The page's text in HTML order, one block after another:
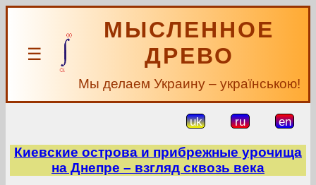
☰
МЫСЛЕННОЕ
ДРЕВО
Мы делаем Украину – українською!
uk ru en
Киевские острова и прибрежные урочища
на Днепре – взгляд сквозь века